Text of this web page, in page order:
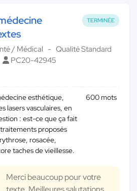
TERMINÉE
/ Médical
Qualité Standard
PC20-42945
esthétique,
lasers vasculaires, en
: est-ce que ça fait
proposés
rosacée,
taches de vieillesse.
600 mots
Merci beaucoup pour votre